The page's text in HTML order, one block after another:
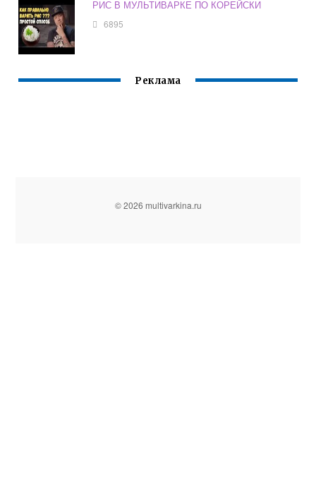
РИС В МУЛЬТИВАРКЕ ПО КОРЕЙСКИ
6895
Реклама
© 2026 multivarkina.ru